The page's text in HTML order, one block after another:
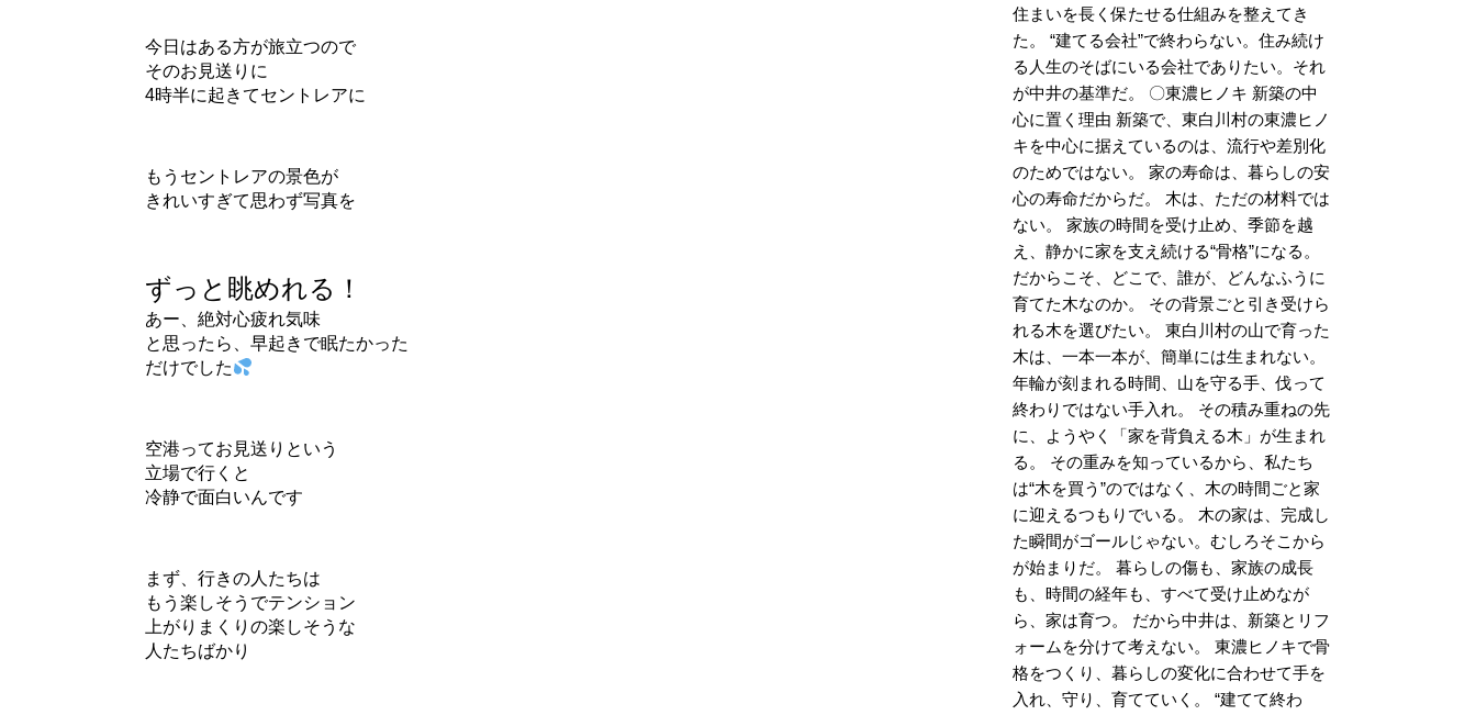
今日はある方が旅立つので
そのお見送りに
4時半に起きてセントレアに
もうセントレアの景色が
きれいすぎて思わず写真を
ずっと眺めれる！
あー、絶対心疲れ気味
と思ったら、早起きで眠たかった
だけでした
空港ってお見送りという
立場で行くと
冷静で面白いんです
まず、行きの人たちは
もう楽しそうでテンション
上がりまくりの楽しそうな
人たちばかり
住まいを長く保たせる仕組みを整えてき
た。 “建てる会社”で終わらない。住み続け
る人生のそばにいる会社でありたい。それ
が中井の基準だ。 〇東濃ヒノキ 新築の中
心に置く理由 新築で、東白川村の東濃ヒノ
キを中心に据えているのは、流行や差別化
のためではない。 家の寿命は、暮らしの安
心の寿命だからだ。 木は、ただの材料では
ない。 家族の時間を受け止め、季節を越
え、静かに家を支え続ける“骨格”になる。
だからこそ、どこで、誰が、どんなふうに
育てた木なのか。 その背景ごと引き受けら
れる木を選びたい。 東白川村の山で育った
木は、一本一本が、簡単には生まれない。
年輪が刻まれる時間、山を守る手、伐って
終わりではない手入れ。 その積み重ねの先
に、ようやく「家を背負える木」が生まれ
る。 その重みを知っているから、私たち
は“木を買う”のではなく、木の時間ごと家
に迎えるつもりでいる。 木の家は、完成し
た瞬間がゴールじゃない。むしろそこから
が始まりだ。 暮らしの傷も、家族の成長
も、時間の経年も、すべて受け止めなが
ら、家は育つ。 だから中井は、新築とリフ
ォームを分けて考えない。 東濃ヒノキで骨
格をつくり、暮らしの変化に合わせて手を
入れ、守り、育てていく。 “建てて終わ